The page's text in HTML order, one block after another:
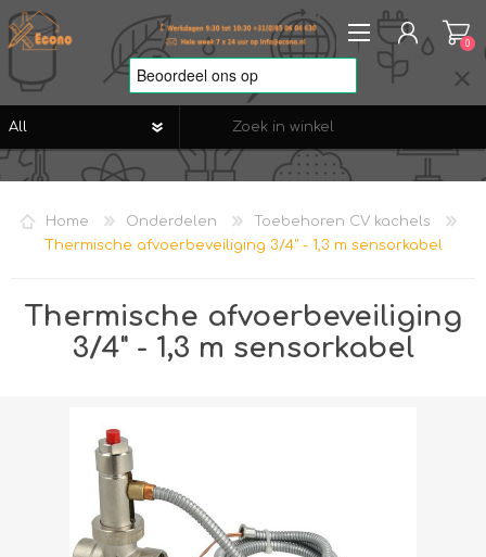
REGISTREREN
VERLANGLIJST
0
Home Onderdelen
Toebehoren CV kachels
Thermische afvoerbeveiliging 3/4" - 1,3 m sensorkabel
Thermische afvoerbeveiliging
3/4" - 1,3 m sensorkabel